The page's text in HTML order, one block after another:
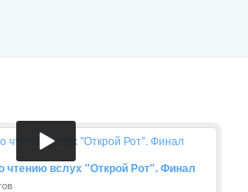
чтению вслух "Открой Рот". Финал